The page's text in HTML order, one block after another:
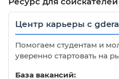
Центр карьеры и
выпускников
управления
В начало